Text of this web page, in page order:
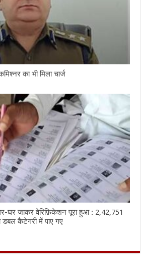
का भी मिला चार्ज
घर जाकर वेरिफ़िकेशन पूरा हुआ : 2,42,751
डबल कैटेगरी में पाए गए